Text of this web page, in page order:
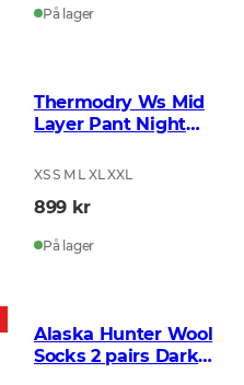
På lager
Thermodry Ws Mid
Layer Pant Night
XS S M L XL XXL
899 kr
På lager
Alaska Hunter Wool
Socks 2 pairs Dark